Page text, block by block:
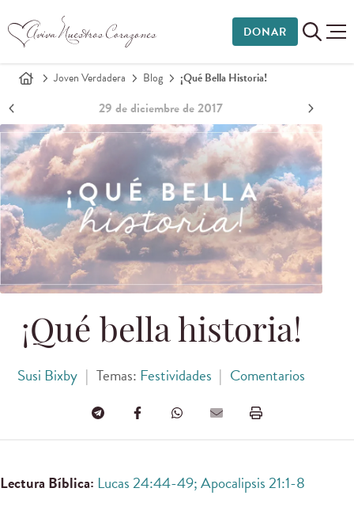
DONAR
Joven Verdadera Blog ¡Qué Bella Historia!
29 de diciembre de 2017
¡Qué bella historia!
Susi Bixby | Temas: Festividades | Comentarios
Lectura Bíblica: Lucas 24:44-49; Apocalipsis 21:1-8